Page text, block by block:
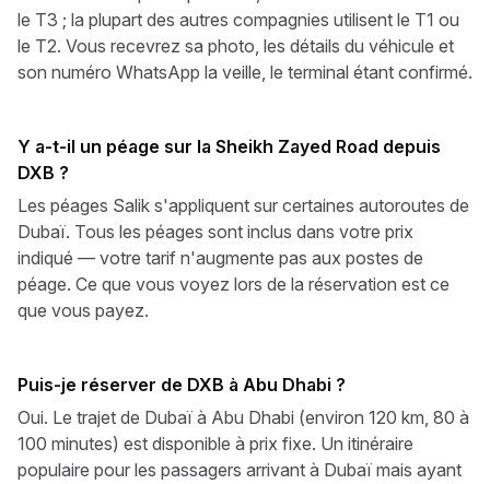
le T3 ; la plupart des autres compagnies utilisent le T1 ou
le T2. Vous recevrez sa photo, les détails du véhicule et
son numéro WhatsApp la veille, le terminal étant confirmé.
Y a-t-il un péage sur la Sheikh Zayed Road depuis
DXB ?
Les péages Salik s'appliquent sur certaines autoroutes de
Dubaï. Tous les péages sont inclus dans votre prix
indiqué — votre tarif n'augmente pas aux postes de
péage. Ce que vous voyez lors de la réservation est ce
que vous payez.
Puis-je réserver de DXB à Abu Dhabi ?
Oui. Le trajet de Dubaï à Abu Dhabi (environ 120 km, 80 à
100 minutes) est disponible à prix fixe. Un itinéraire
populaire pour les passagers arrivant à Dubaï mais ayant